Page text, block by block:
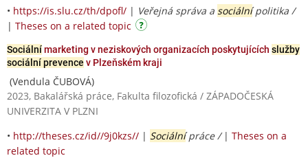
• https://is.slu.cz/th/dpofl/ | Veřejná správa a sociálnípolitika /
| Theses on a related topic
Sociálnímarketing v neziskových organizacích poskytujících služby
sociální prevence v Plzeňském kraji
(Vendula ČUBOVÁ)
2023, Bakalářská práce, Fakulta filozofická / ZÁPADOČESKÁ
UNIVERZITA V PLZNI
• http://theses.cz/id//9j0kzs// | Sociálnípráce / | Theses on a
related topic